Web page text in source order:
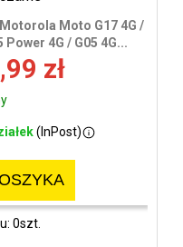
Moto G17 4G /
Power 4G / G05 4G...
zł
(InPost)
0szt.